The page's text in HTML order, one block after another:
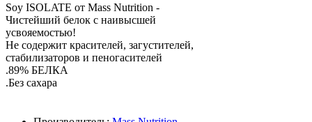
Soy ISOLATE от Mass Nutrition -
Чистейший белок с наивысшей
усвояемостью!
Не содержит красителей, загустителей,
стабилизаторов и пеногасителей
.89% БЕЛКА
.Без сахара